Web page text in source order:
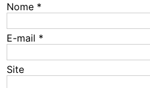
Nome *
E-mail *
Site